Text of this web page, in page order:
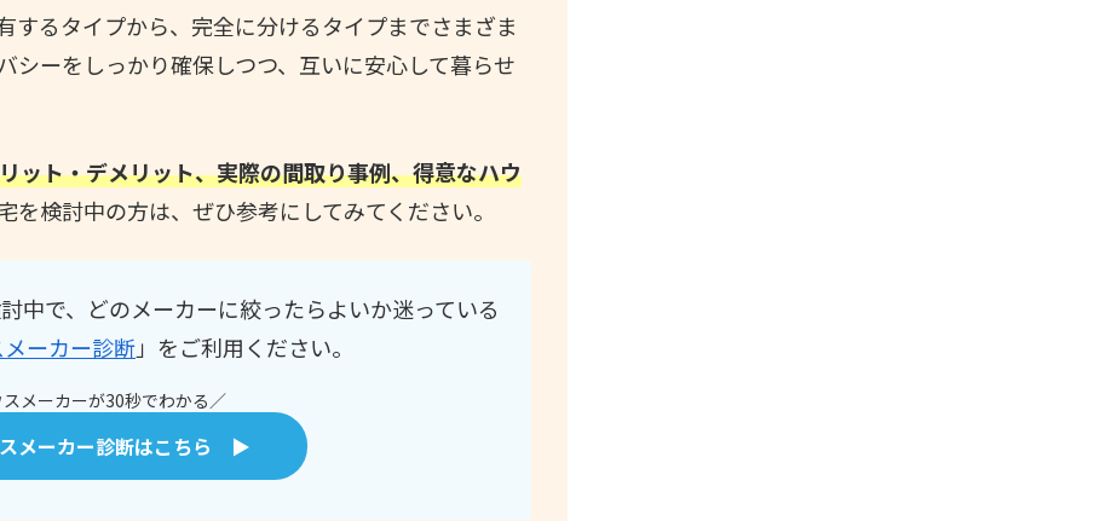
するタイプから、完全に分けるタイプまでさまざま
シーをしっかり確保しつつ、互いに安心して暮らせ
ット・デメリット、実際の間取り事例、得意なハウ
を検討中の方は、ぜひ参考にしてみてください。
中で、どのメーカーに絞ったらよいか迷っている
ーカー診断」をご利用ください。
メーカーが30秒でわかる／
スメーカー診断はこちら ▶